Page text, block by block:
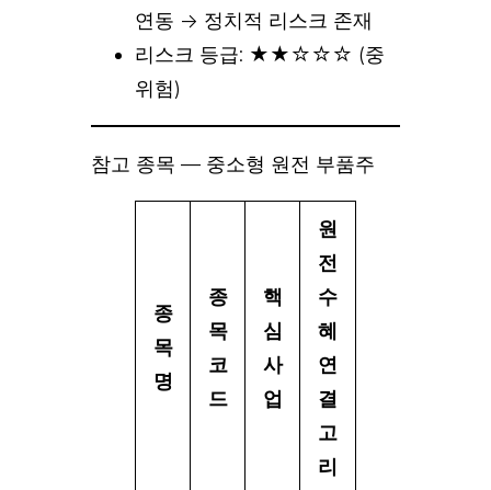
연동 → 정치적 리스크 존재
리스크 등급: ★★☆☆☆ (중
위험)
참고 종목 — 중소형 원전 부품주
종
목
명
종
목
코
드
핵
심
사
업
원
전
수
혜
연
결
고
리